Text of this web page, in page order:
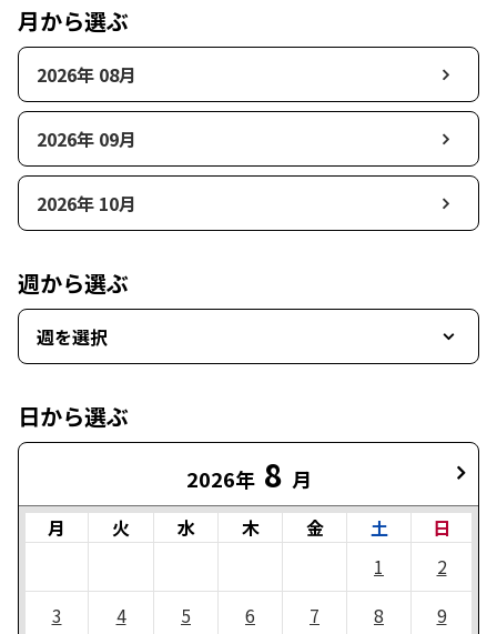
月から選ぶ
2026年 08月
2026年 09月
2026年 10月
週から選ぶ
週を選択
日から選ぶ
2026年 8 月
月 火 水 木 金 土
日
1
2
3
4 5 6 7 8
9